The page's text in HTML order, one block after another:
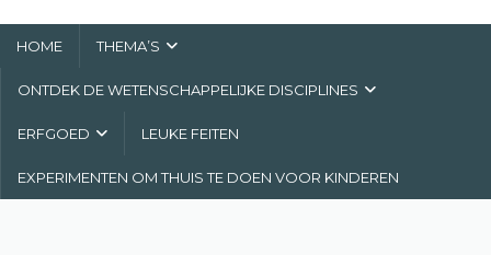
HOME THEMA’S
ONTDEK DE WETENSCHAPPELIJKE DISCIPLINES
ERFGOED LEUKE FEITEN
EXPERIMENTEN OM THUIS TE DOEN VOOR KINDEREN